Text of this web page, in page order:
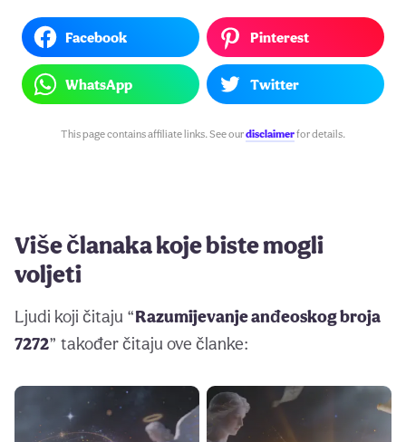
Facebook Pinterest
WhatsApp Twitter
This page contains affiliate links. See ourdisclaimerfor details.
Više članaka koje biste mogli
voljeti
Ljudi koji čitaju “Razumijevanje anđeoskog broja
7272” također čitaju ove članke: